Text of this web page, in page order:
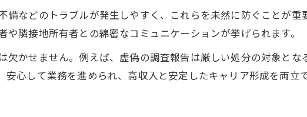
土地家屋調査で信頼関係を深める方法
などのトラブルが発生しやすく、これらを未然に防ぐことが重
隣接地所有者との綿密なコミュニケーションが挙げられます。
欠かせません。例えば、虚偽の調査報告は厳しい処分の対象とな
心して業務を進められ、高収入と安定したキャリア形成を両立で